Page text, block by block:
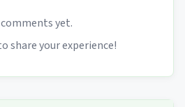
yet.
share your experience!